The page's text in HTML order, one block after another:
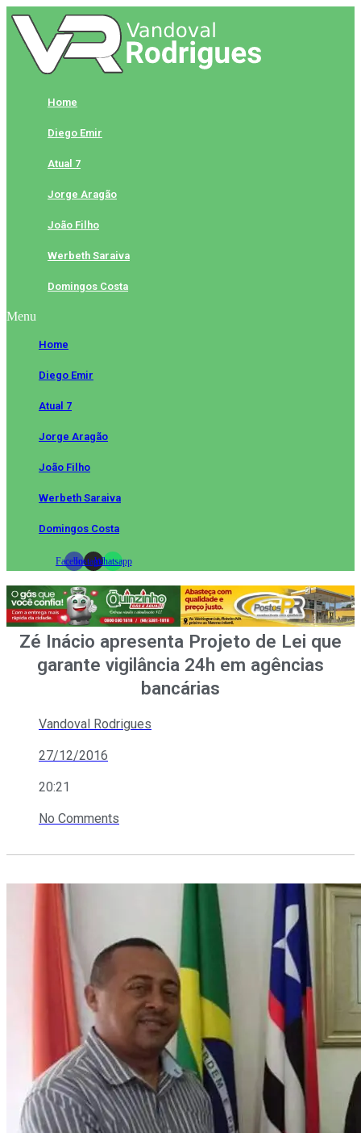
Skip
to
content
Home
Diego Emir
Atual 7
Jorge Aragão
João Filho
Werbeth Saraiva
Domingos Costa
Menu
Home
Diego Emir
Atual 7
Jorge Aragão
João Filho
Werbeth Saraiva
Domingos Costa
FacebookInstagramWhatsapp
Zé Inácio apresenta Projeto de Lei que
garante vigilância 24h em agências
bancárias
Vandoval Rodrigues
27/12/2016
20:21
No Comments